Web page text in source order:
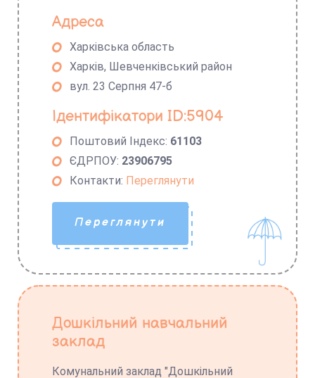
Адреса
Харківська область
Харків, Шевченківський район
вул. 23 Серпня 47-б
Ідентифікатори ID:5904
Поштовий Індекс: 61103
ЄДРПОУ: 23906795
Контакти: Переглянути
Переглянути
Дошкільний навчальний
заклад
Комунальний заклад "Дошкільний